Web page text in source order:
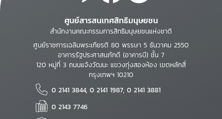
ศูนย์สารสนเทศสิทธิมนุษยชน
สำนักงานคณะกรรมการสิทธิมนุษยชนแห่งชาติ
ศูนย์ราชการเฉลิมพระเกียรติ 80 พรรษา 5 ธันวาคม 2550
อาคารรัฐประศาสนภักดี (อาคารบี) ชั้น 7
120 หมู่ที่ 3 ถนนแจ้งวัฒนะ แขวงทุ่งสองห้อง เขตหลักสี่
กรุงเทพฯ 10210
0 2141 3844, 0 2141 1987, 0 2141 3881
0 2143 7746